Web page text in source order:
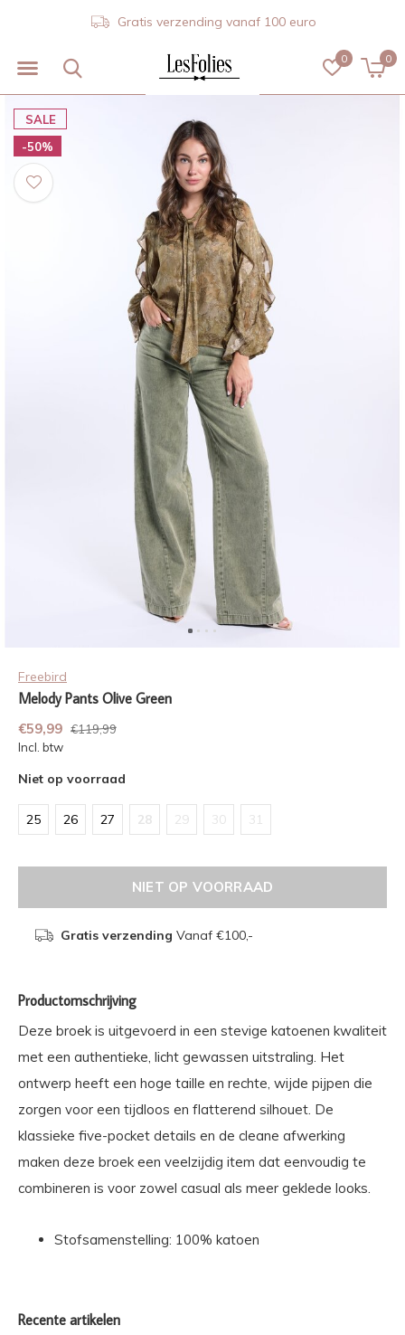
0 0
Gratis verzending vanaf 100 euro
SALE
-50%
Freebird
Melody Pants Olive Green
€59,99 €119,99
Incl. btw
Niet op voorraad
25 26 27 28 29 30 31
NIET OP VOORRAAD
Gratis verzending Vanaf €100,-
Productomschrijving
Deze broek is uitgevoerd in een stevige katoenen kwaliteit
met een authentieke, licht gewassen uitstraling. Het
ontwerp heeft een hoge taille en rechte, wijde pijpen die
zorgen voor een tijdloos en flatterend silhouet. De
klassieke five-pocket details en de cleane afwerking
maken deze broek een veelzijdig item dat eenvoudig te
combineren is voor zowel casual als meer geklede looks.
Stofsamenstelling: 100% katoen
Recente artikelen